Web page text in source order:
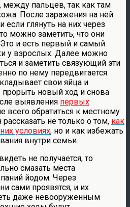
между пальцев, так как там
После заражения на ней
глянуть на них через
можно заметить, что они
и есть первый и самый
у взрослых. Далее можно
и заметить связующий эти
по нему передвигается
свои яйца и
новый ход и снова
выявления первых
всего обратиться к местному
не только о том, как
условиях, но и как избежать
внутри семьи.
не получается, то
смазать места
йодом. Через
сами проявятся, и их
даже невооруженным